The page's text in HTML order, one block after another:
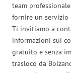
team
fornire un
Ti invitiamo a
informazioni sui
gratuito e senza
trasloco da